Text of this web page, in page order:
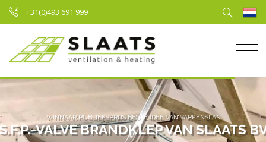
+31(0)493 691 999
VALVE BRANDKLEP VAN SLAATS
WINNAAR PUBLIEKSPRIJS BESTE IDEE VAN VARKENSLAND